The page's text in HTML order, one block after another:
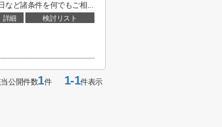
など諸条件を何でもご相...
詳細 検討リスト
公開件数1件1-1件表示